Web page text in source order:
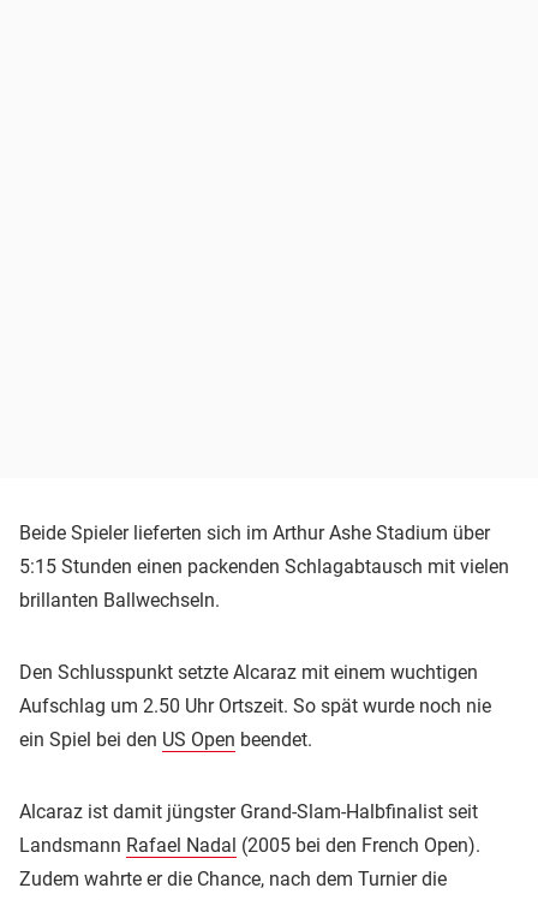
Beide Spieler lieferten sich im Arthur Ashe Stadium über
5:15 Stunden einen packenden Schlagabtausch mit vielen
brillanten Ballwechseln.
Den Schlusspunkt setzte Alcaraz mit einem wuchtigen
Aufschlag um 2.50 Uhr Ortszeit. So spät wurde noch nie
ein Spiel bei den US Open beendet.
Alcaraz ist damit jüngster Grand-Slam-Halbfinalist seit
Landsmann Rafael Nadal (2005 bei den French Open).
Zudem wahrte er die Chance, nach dem Turnier die